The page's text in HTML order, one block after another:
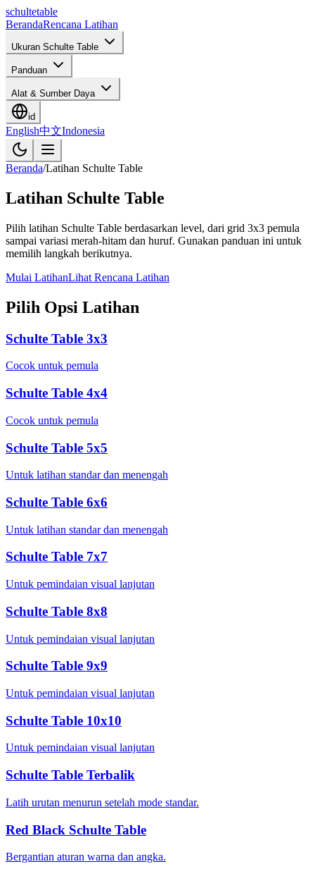
schultetable
BerandaRencana Latihan
Ukuran Schulte Table
Panduan
Alat & Sumber Daya
id
English中文Indonesia
Beranda/Latihan Schulte Table
Latihan Schulte Table
Pilih latihan Schulte Table berdasarkan level, dari grid 3x3 pemula
sampai variasi merah-hitam dan huruf. Gunakan panduan ini untuk
memilih langkah berikutnya.
Mulai LatihanLihat Rencana Latihan
Pilih Opsi Latihan
Schulte Table 3x3
Cocok untuk pemula
Schulte Table 4x4
Cocok untuk pemula
Schulte Table 5x5
Untuk latihan standar dan menengah
Schulte Table 6x6
Untuk latihan standar dan menengah
Schulte Table 7x7
Untuk pemindaian visual lanjutan
Schulte Table 8x8
Untuk pemindaian visual lanjutan
Schulte Table 9x9
Untuk pemindaian visual lanjutan
Schulte Table 10x10
Untuk pemindaian visual lanjutan
Schulte Table Terbalik
Latih urutan menurun setelah mode standar.
Red Black Schulte Table
Bergantian aturan warna dan angka.